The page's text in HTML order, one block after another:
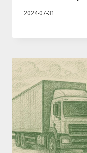
2024-07-31